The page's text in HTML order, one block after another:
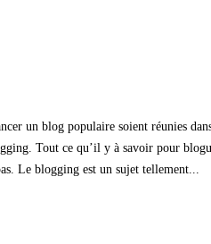
un blog populaire soient réunies
Tout ce qu’il y à savoir pour
Le blogging est un sujet tellement...